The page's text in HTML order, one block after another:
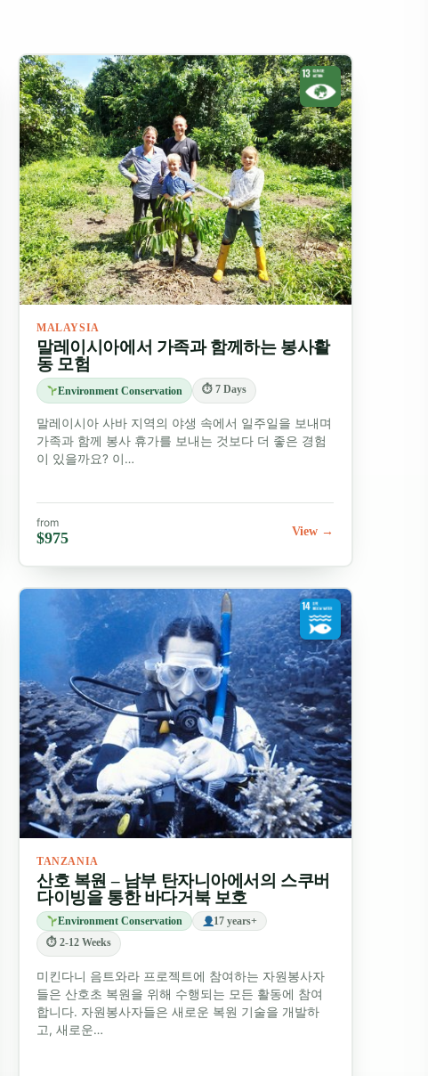
MALAYSIA
말레이시아에서 가족과 함께하는 봉사활
동 모험
Environment Conservation ⏱ 7 Days
말레이시아 사바 지역의 야생 속에서 일주일을 보내며
가족과 함께 봉사 휴가를 보내는 것보다 더 좋은 경험
이 있을까요? 이…
from
$975 View →
TANZANIA
산호 복원 – 남부 탄자니아에서의 스쿠버
다이빙을 통한 바다거북 보호
Environment Conservation
17 years+
⏱ 2-12 Weeks
미킨다니 음트와라 프로젝트에 참여하는 자원봉사자
들은 산호초 복원을 위해 수행되는 모든 활동에 참여
합니다. 자원봉사자들은 새로운 복원 기술을 개발하
고, 새로운…